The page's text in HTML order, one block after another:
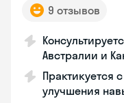
9 отзывов
Австралии и
Практикуется
улучшения